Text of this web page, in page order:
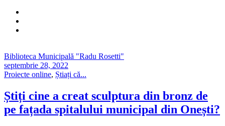
Biblioteca Municipală "Radu Rosetti"
septembrie 28, 2022
Proiecte online, Știați că...
Știți cine a creat sculptura din bronz de
pe fațada spitalului municipal din Onești?